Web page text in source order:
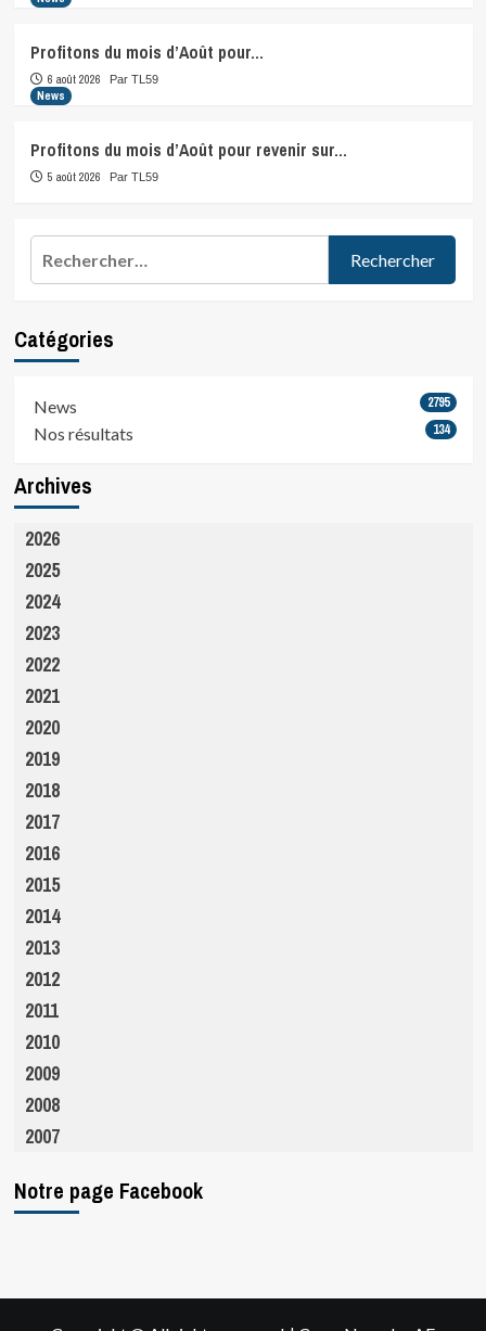
Profitons du mois d’Août pour…
6 août 2026 Par TL59
News
Profitons du mois d’Août pour revenir sur…
5 août 2026 Par TL59
Catégories
News 2795
Nos résultats 134
Archives
2026
2025
2024
2023
2022
2021
2020
2019
2018
2017
2016
2015
2014
2013
2012
2011
2010
2009
2008
2007
Notre page Facebook